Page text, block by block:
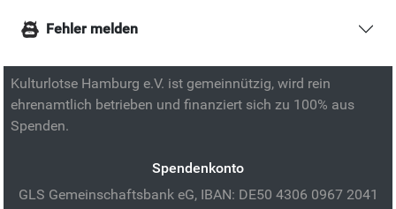
Fehler melden
Kulturlotse Hamburg e.V. ist gemeinnützig, wird rein
ehrenamtlich betrieben und finanziert sich zu 100% aus
Spenden.
Spendenkonto
GLS Gemeinschaftsbank eG, IBAN: DE50 4306 0967 2041